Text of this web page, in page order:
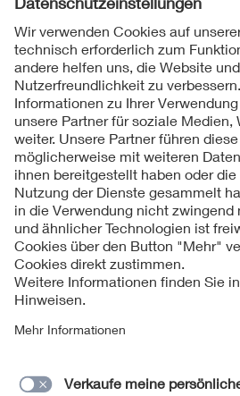
Folgen Sie uns
Kontakte
Service
Impressum
Datenschutzinformationen
Cookie Hinweise
Lieferantenportal